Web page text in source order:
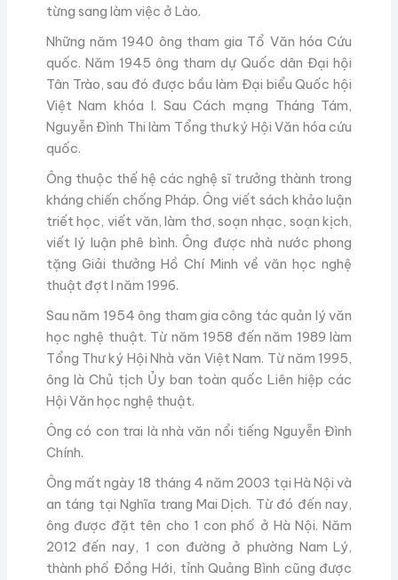
từng sang làm việc ở Lào.
Những năm 1940 ông tham gia Tổ Văn hóa Cứu
quốc. Năm 1945 ông tham dự Quốc dân Đại hội
Tân Trào, sau đó được bầu làm Đại biểu Quốc hội
Việt Nam khóa I. Sau Cách mạng Tháng Tám,
Nguyễn Đình Thi làm Tổng thư ký Hội Văn hóa cứu
quốc.
Ông thuộc thế hệ các nghệ sĩ trưởng thành trong
kháng chiến chống Pháp. Ông viết sách khảo luận
triết học, viết văn, làm thơ, soạn nhạc, soạn kịch,
viết lý luận phê bình. Ông được nhà nước phong
tặng Giải thưởng Hồ Chí Minh về văn học nghệ
thuật đợt I năm 1996.
Sau năm 1954 ông tham gia công tác quản lý văn
học nghệ thuật. Từ năm 1958 đến năm 1989 làm
Tổng Thư ký Hội Nhà văn Việt Nam. Từ năm 1995,
ông là Chủ tịch Ủy ban toàn quốc Liên hiệp các
Hội Văn học nghệ thuật.
Ông có con trai là nhà văn nổi tiếng Nguyễn Đình
Chính.
Ông mất ngày 18 tháng 4 năm 2003 tại Hà Nội và
an táng tại Nghĩa trang Mai Dịch. Từ đó đến nay,
ông được đặt tên cho 1 con phố ở Hà Nội. Năm
2012 đến nay, 1 con đường ở phường Nam Lý,
thành phố Đồng Hới, tỉnh Quảng Bình cũng được